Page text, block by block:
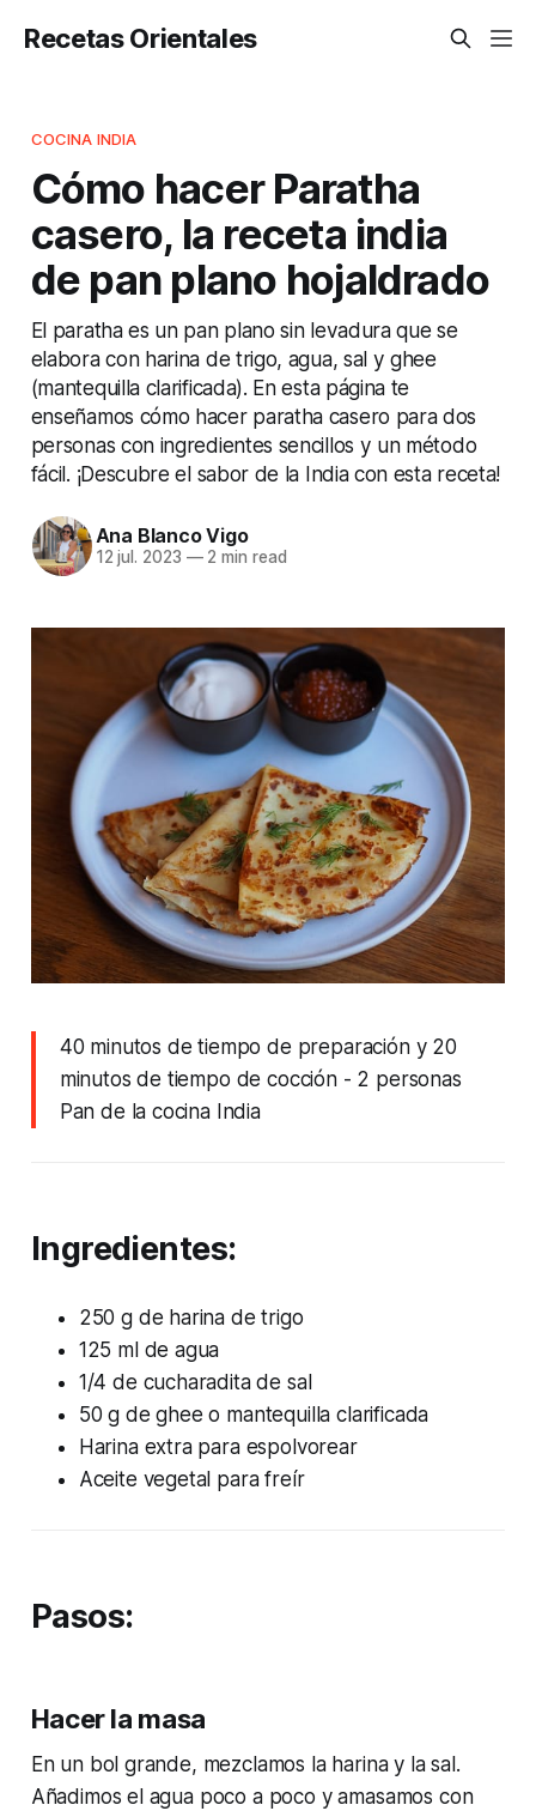
Recetas Orientales
COCINA INDIA
Cómo hacer Paratha
casero, la receta india
de pan plano hojaldrado
El paratha es un pan plano sin levadura que se
elabora con harina de trigo, agua, sal y ghee
(mantequilla clarificada). En esta página te
enseñamos cómo hacer paratha casero para dos
personas con ingredientes sencillos y un método
fácil. ¡Descubre el sabor de la India con esta receta!
Ana Blanco Vigo
12 jul. 2023 —2 min read
40 minutos de tiempo de preparación y 20
minutos de tiempo de cocción- 2 personas
Pan de la cocina India
Ingredientes:
250 g de harina de trigo
125 ml de agua
1/4 de cucharadita de sal
50 g de ghee o mantequilla clarificada
Harina extra para espolvorear
Aceite vegetal para freír
Pasos:
Hacer la masa
En un bol grande, mezclamos la harina y la sal.
Añadimos el agua poco a poco y amasamos con